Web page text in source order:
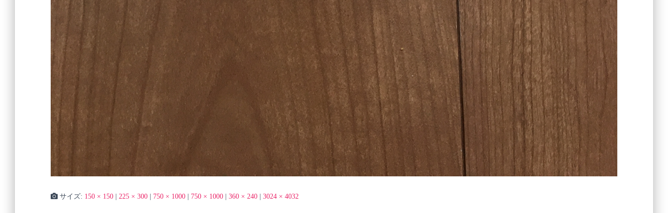
サイズ: 150 × 150 | 225 × 300 | 750 × 1000 | 750 × 1000 | 360 × 240 | 3024 × 4032